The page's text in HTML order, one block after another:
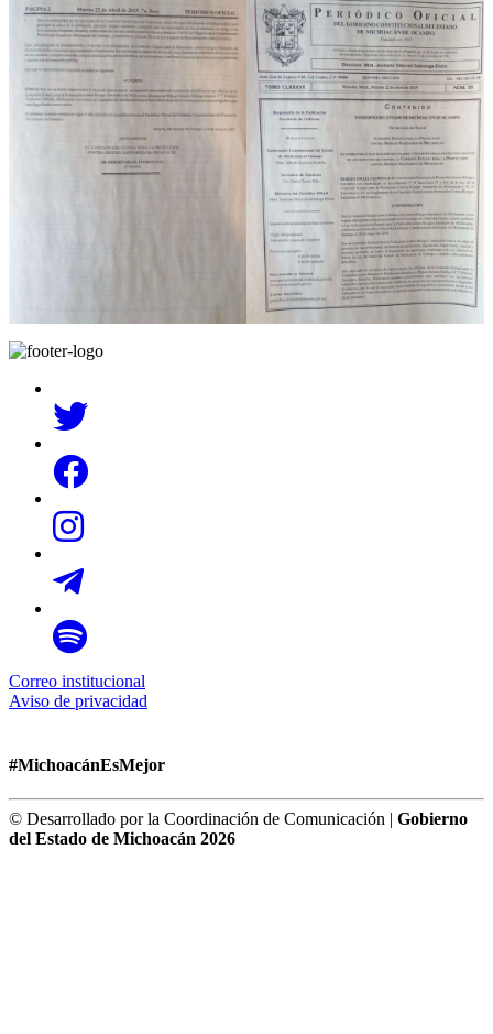
Correo institucional
Aviso de privacidad
#MichoacánEsMejor
© Desarrollado por la Coordinación de Comunicación | Gobierno
del Estado de Michoacán 2026